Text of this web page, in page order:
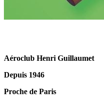
Aéroclub Henri Guillaumet
Depuis 1946
Proche de Paris